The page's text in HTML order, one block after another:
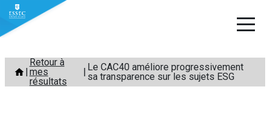
Aller
contenu
Retour à
mes
résultats
Le CAC40 améliore progressivement
sa transparence sur les sujets ESG